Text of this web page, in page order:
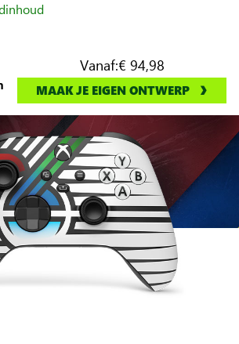
Vanaf:€ 94,98
MAAK JE EIGEN ONTWERP